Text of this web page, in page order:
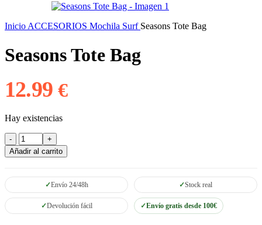
Inicio ACCESORIOS Mochila Surf Seasons Tote Bag
Seasons Tote Bag
12.99€
Hay existencias
Seasons
Tote
Bag
Añadir al carrito
Envío 24/48h Stock real
Devolución fácil Envío gratis desde 100€